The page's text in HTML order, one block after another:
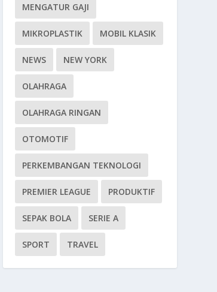
MENGATUR GAJI
MIKROPLASTIK MOBIL KLASIK
NEWS NEW YORK
OLAHRAGA
OLAHRAGA RINGAN
OTOMOTIF
PERKEMBANGAN TEKNOLOGI
PREMIER LEAGUE PRODUKTIF
SEPAK BOLA SERIE A
SPORT TRAVEL